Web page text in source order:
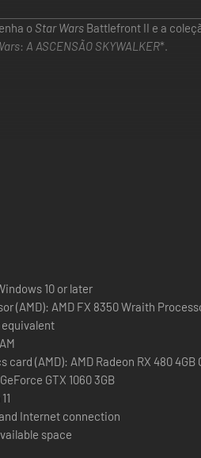
o Star Wars Battlefront II e a
: A ASCENSÃO SKYWALKER*.
em
10 or later
(AMD): AMD FX 8350 Wraith
equivalent
card (AMD): AMD Radeon RX 480
GTX 1060 3GB
Internet connection
space